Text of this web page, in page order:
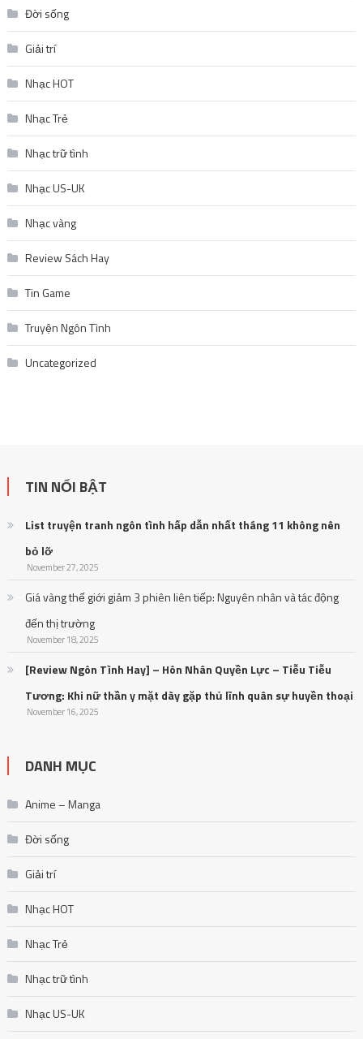
Đời sống
Giải trí
Nhạc HOT
Nhạc Trẻ
Nhạc trữ tình
Nhạc US-UK
Nhạc vàng
Review Sách Hay
Tin Game
Truyện Ngôn Tình
Uncategorized
TIN NỔI BẬT
List truyện tranh ngôn tình hấp dẫn nhất tháng 11 không nên
bỏ lỡ
November 27, 2025
Giá vàng thế giới giảm 3 phiên liên tiếp: Nguyên nhân và tác động
đến thị trường
November 18, 2025
[Review Ngôn Tình Hay] – Hôn Nhân Quyền Lực – Tiễu Tiễu
Tương: Khi nữ thần y mặt dày gặp thủ lĩnh quân sự huyền thoại
November 16, 2025
DANH MỤC
Anime – Manga
Đời sống
Giải trí
Nhạc HOT
Nhạc Trẻ
Nhạc trữ tình
Nhạc US-UK